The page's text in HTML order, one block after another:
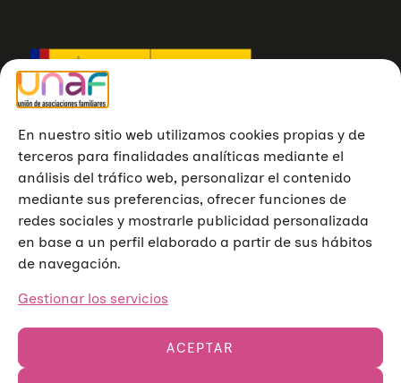
En nuestro sitio web utilizamos cookies propias y de
terceros para finalidades analíticas mediante el
análisis del tráfico web, personalizar el contenido
mediante sus preferencias, ofrecer funciones de
redes sociales y mostrarle publicidad personalizada
en base a un perfil elaborado a partir de sus hábitos
de navegación.
Gestionar los servicios
ACEPTAR